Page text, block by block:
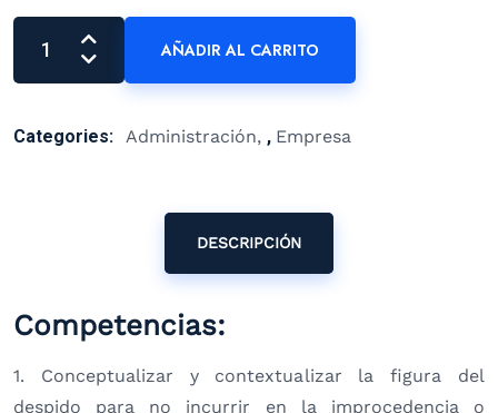
AÑADIR AL CARRITO
Categories: Administración , Empresa
DESCRIPCIÓN
Competencias:
1. Conceptualizar y contextualizar la figura del
despido para no incurrir en la improcedencia o